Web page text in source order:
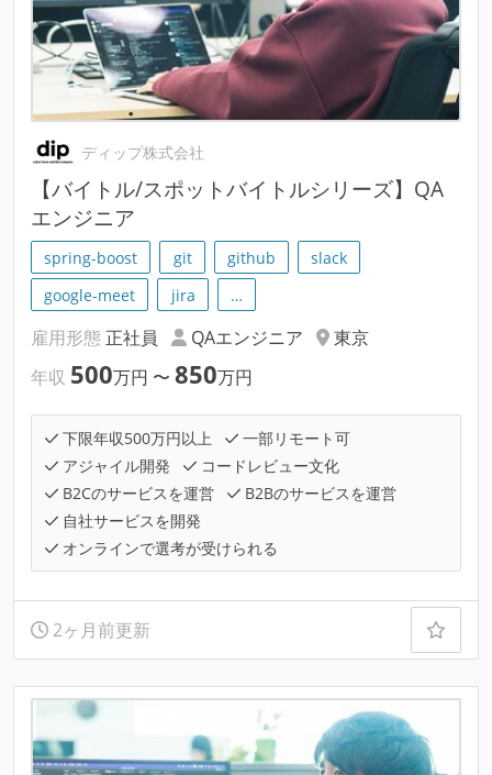
ディップ株式会社
【バイトル/スポットバイトルシリーズ】QA
エンジニア
spring-boost git github
slack
google-meet
jira …
雇用形態 正社員 QAエンジニア
東京
年収 500万円 〜 850万円
下限年収500万円以上
一部リモート可
アジャイル開発
コードレビュー文化
B2Cのサービスを運営
B2Bのサービスを運営
自社サービスを開発
オンラインで選考が受けられる
2ヶ月前更新